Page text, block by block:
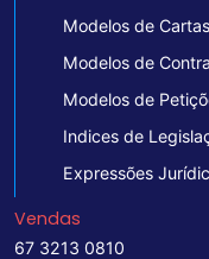
Modelos de Cartas
Modelos de
Modelos de
Indices de
Expressões
Vendas
67 3213 0810